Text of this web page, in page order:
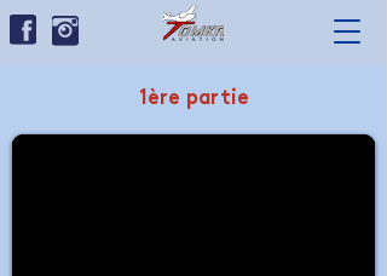
1ère partie